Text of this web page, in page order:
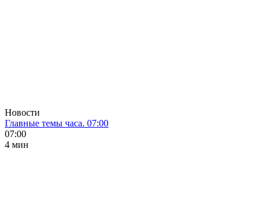
Новости
Главные темы часа. 07:00
07:00
4 мин